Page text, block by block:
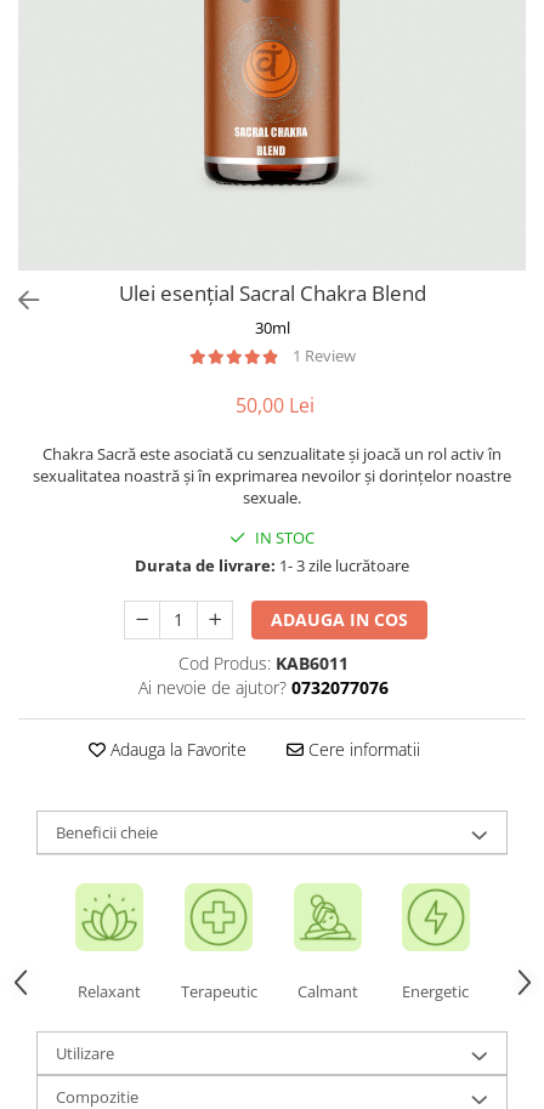
Ulei esențial Sacral Chakra Blend
30ml
1 Review
50,00 Lei
Chakra Sacră este asociată cu senzualitate și joacă un rol activ în
sexualitatea noastră și în exprimarea nevoilor și dorințelor noastre
sexuale.
IN STOC
Durata de livrare: 1- 3 zile lucrătoare
ADAUGA IN COS
Cod Produs: KAB6011
Ai nevoie de ajutor? 0732077076
Adauga la Favorite Cere informatii
Beneficii cheie
Relaxant Terapeutic Calmant Energetic
Utilizare
Compozitie